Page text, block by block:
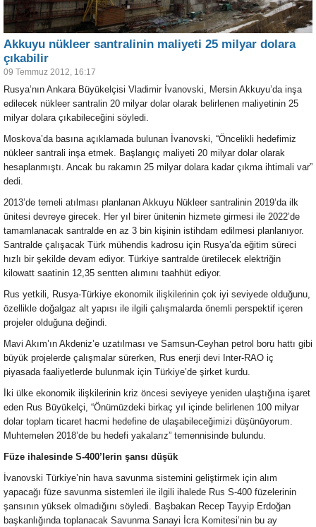
Akkuyu nükleer santralinin maliyeti 25 milyar dolara
çıkabilir
09 Temmuz 2012, 16:17
Rusya’nın Ankara Büyükelçisi Vladimir İvanovski, Mersin Akkuyu’da inşa
edilecek nükleer santralin 20 milyar dolar olarak belirlenen maliyetinin 25
milyar dolara çıkabileceğini söyledi.
Moskova’da basına açıklamada bulunan İvanovski, “Öncelikli hedefimiz
nükleer santrali inşa etmek. Başlangıç maliyeti 20 milyar dolar olarak
hesaplanmıştı. Ancak bu rakamın 25 milyar dolara kadar çıkma ihtimali var”
dedi.
2013’de temeli atılması planlanan Akkuyu Nükleer santralinin 2019’da ilk
ünitesi devreye girecek. Her yıl birer ünitenin hizmete girmesi ile 2022’de
tamamlanacak santralde en az 3 bin kişinin istihdam edilmesi planlanıyor.
Santralde çalışacak Türk mühendis kadrosu için Rusya’da eğitim süreci
hızlı bir şekilde devam ediyor. Türkiye santralde üretilecek elektriğin
kilowatt saatinin 12,35 sentten alımını taahhüt ediyor.
Rus yetkili, Rusya-Türkiye ekonomik ilişkilerinin çok iyi seviyede olduğunu,
özellikle doğalgaz alt yapısı ile ilgili çalışmalarda önemli perspektif içeren
projeler olduğuna değindi.
Mavi Akım’ın Akdeniz’e uzatılması ve Samsun-Ceyhan petrol boru hattı gibi
büyük projelerde çalışmalar sürerken, Rus enerji devi Inter-RAO iç
piyasada faaliyetlerde bulunmak için Türkiye’de şirket kurdu.
İki ülke ekonomik ilişkilerinin kriz öncesi seviyeye yeniden ulaştığına işaret
eden Rus Büyükelçi, “Önümüzdeki birkaç yıl içinde belirlenen 100 milyar
dolar toplam ticaret hacmi hedefine de ulaşabileceğimizi düşünüyorum.
Muhtemelen 2018’de bu hedefi yakalarız” temennisinde bulundu.
Füze ihalesinde S-400’lerin şansı düşük
İvanovski Türkiye’nin hava savunma sistemini geliştirmek için alım
yapacağı füze savunma sistemleri ile ilgili ihalede Rus S-400 füzelerinin
şansının yüksek olmadığını söyledi. Başbakan Recep Tayyip Erdoğan
başkanlığında toplanacak Savunma Sanayi İcra Komitesi’nin bu ay